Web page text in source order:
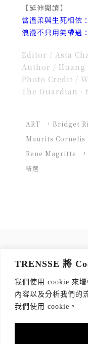
TRENSSE 將
我們使用 cookie 來
內容以及分析我們的
我們使用 cookie。
【延伸閱讀】
當溫柔與生死相依
浪漫不只用笑帶過
Editor / Asta
Author / Huang
Photo Credit /
The Guardian
ART Bridget
Maurits Cornelis
Rene Magritte
精選
讀出你的品
訂閱傳思電